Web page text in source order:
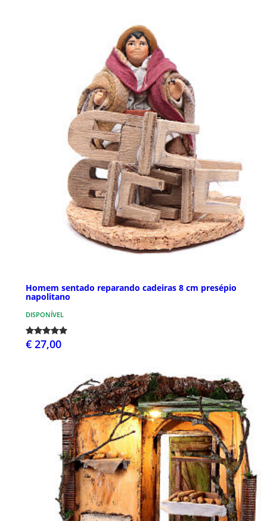
Homem sentado reparando cadeiras 8 cm presépio
napolitano
DISPONÍVEL
€ 27,00